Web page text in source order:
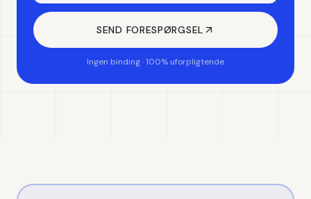
SEND FORESPØRGSEL
Ingen binding · 100% uforpligtende